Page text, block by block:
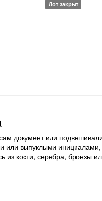
Лот закрыт
документ или
или выпуклыми
из кости, серебра, бронзы